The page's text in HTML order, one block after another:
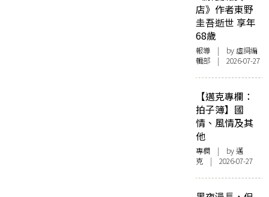
店》作者東野
圭吾逝世 享年
68歲
報導 | by 虛詞編
輯部 | 2026-07-27
【邁克專欄：
拍子簿】國
情、風情及其
他
專欄 | by邁
克 | 2026-07-27